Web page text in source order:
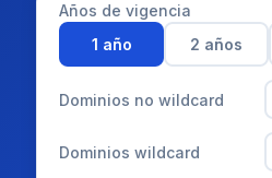
Años de vigencia
1 año
2 años
Dominios no wildcard
Dominios wildcard